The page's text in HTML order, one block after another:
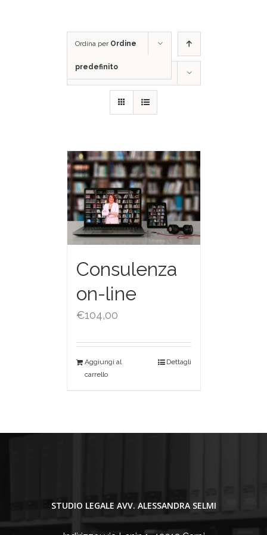
Ordina per Ordine
predefinito
Mostra
Consulenza
on-line
€104,00
Aggiungi al
carrello
Dettagli
STUDIO LEGALE AVV. ALESSANDRA SELMI